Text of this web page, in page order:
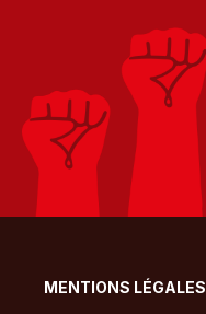
MENTIONS LÉGALES